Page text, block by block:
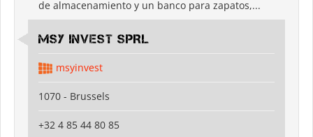
de almacenamiento y un banco para zapatos,...
MSY INVEST SPRL
msyinvest
1070 - Brussels
+32 4 85 44 80 85